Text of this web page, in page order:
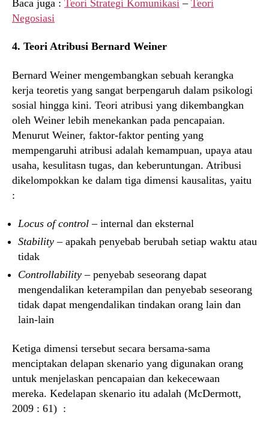
Baca juga : Teori Strategi Komunikasi – Teori
Negosiasi
4. Teori Atribusi Bernard Weiner
Bernard Weiner mengembangkan sebuah kerangka
kerja teoretis yang sangat berpengaruh dalam psikologi
sosial hingga kini. Teori atribusi yang dikembangkan
oleh Weiner lebih menekankan pada pencapaian.
Menurut Weiner, faktor-faktor penting yang
mempengaruhi atribusi adalah kemampuan, upaya atau
usaha, kesulitasn tugas, dan keberuntungan. Atribusi
dikelompokkan ke dalam tiga dimensi kausalitas, yaitu
:
Locus of control – internal dan eksternal
Stability – apakah penyebab berubah setiap waktu atau
tidak
Controllability – penyebab seseorang dapat
mengendalikan keterampilan dan penyebab seseorang
tidak dapat mengendalikan tindakan orang lain dan
lain-lain
Ketiga dimensi tersebut secara bersama-sama
menciptakan delapan skenario yang digunakan orang
untuk menjelaskan pencapaian dan kekecewaan
mereka. Kedelapan skenario itu adalah (McDermott,
2009 : 61) :